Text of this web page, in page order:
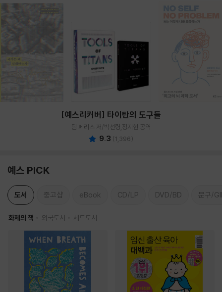
[예스리커버] 타이탄의 도구들
팀 페리스 저/박선령,정지현 공역
9.3 (1,396)
예스 PICK
도서 중고샵 eBook CD/LP DVD/BD 문구/
화제의 책 외국도서 세트도서